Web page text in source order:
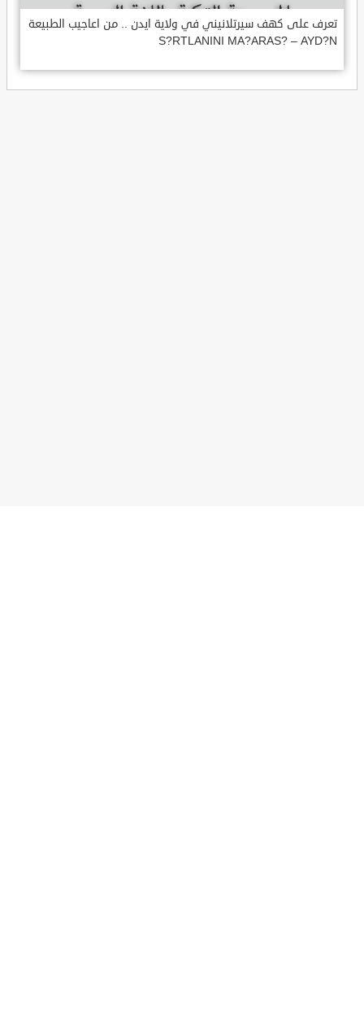
تعرف على كهف سيرتلانيني في ولاية ايدن .. من اعاجيب الطبيعة
S?RTLANINI MA?ARAS? – AYD?N